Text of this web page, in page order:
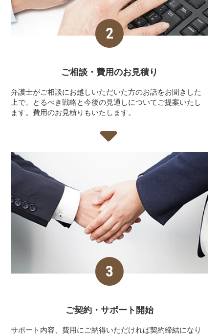
ご相談・費用のお見積り
弁護士がご相談にお越しいただいた方のお話をお聞きした
上で、とるべき戦略と今後の見通しについてご提案いたし
ます。費用のお見積りもいたします。
ご契約・サポート 開始
サポート内容、費用にご納得いただければ契約締結になり